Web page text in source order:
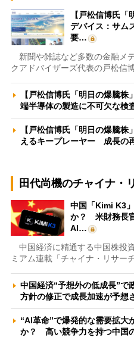
【戸松信博氏
デバイス：サム
要…
新聞や雑誌など多数の金融メ
クアドバイザーズ代表の戸松信
【戸松信博氏「明日の爆騰
端半導体の製造に不可欠な検
【戸松信博氏「明日の爆騰
えるキープレーヤー 成長の
田代尚機のチャイナ・
中国「Kimi K3
か？ 米財務長
AI…
中国経済に精通する中国株投
ミアム連載「チャイナ・リサー
中国経済“予想外の低成長”
方針の修正で成長加速が予想
“AI革命”で爆発的な需要拡大
か？ 高い競争力を持つ中国